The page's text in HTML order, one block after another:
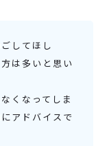
してほし
は多いと思い
くなってしま
アドバイスで